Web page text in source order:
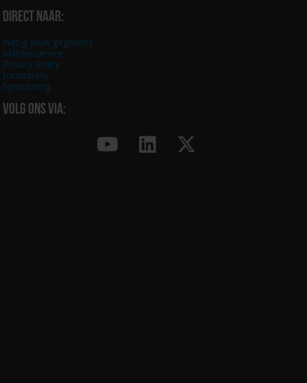
Direct naar:
Wijzig jouw gegevens
Klantenservice
Privacy Policy
Incompany
Sponsoring
Volg ons via: